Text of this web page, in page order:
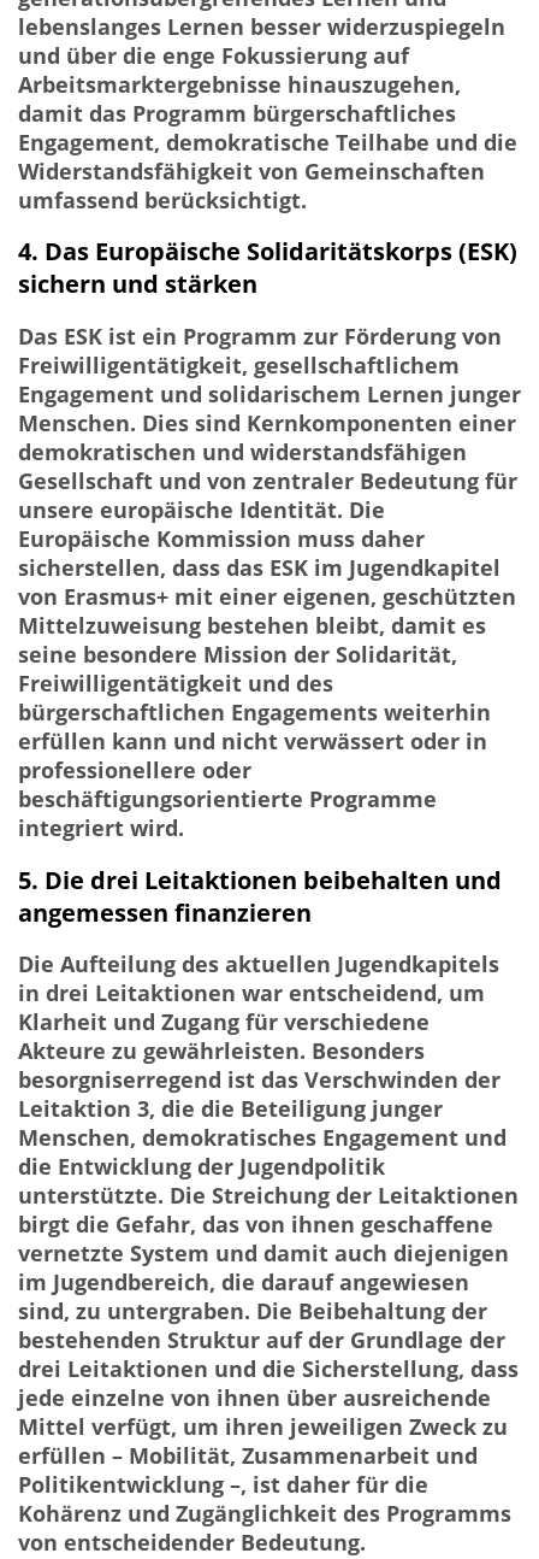
lebenslanges Lernen besser widerzuspiegeln
und über die enge Fokussierung auf
Arbeitsmarktergebnisse hinauszugehen,
damit das Programm bürgerschaftliches
Engagement, demokratische Teilhabe und die
Widerstandsfähigkeit von Gemeinschaften
umfassend berücksichtigt.
4. Das Europäische Solidaritätskorps (ESK)
sichern und stärken
Das ESK ist ein Programm zur Förderung von
Freiwilligentätigkeit, gesellschaftlichem
Engagement und solidarischem Lernen junger
Menschen. Dies sind Kernkomponenten einer
demokratischen und widerstandsfähigen
Gesellschaft und von zentraler Bedeutung für
unsere europäische Identität. Die
Europäische Kommission muss daher
sicherstellen, dass das ESK im Jugendkapitel
von Erasmus+ mit einer eigenen, geschützten
Mittelzuweisung bestehen bleibt, damit es
seine besondere Mission der Solidarität,
Freiwilligentätigkeit und des
bürgerschaftlichen Engagements weiterhin
erfüllen kann und nicht verwässert oder in
professionellere oder
beschäftigungsorientierte Programme
integriert wird.
5. Die drei Leitaktionen beibehalten und
angemessen finanzieren
Die Aufteilung des aktuellen Jugendkapitels
in drei Leitaktionen war entscheidend, um
Klarheit und Zugang für verschiedene
Akteure zu gewährleisten. Besonders
besorgniserregend ist das Verschwinden der
Leitaktion 3, die die Beteiligung junger
Menschen, demokratisches Engagement und
die Entwicklung der Jugendpolitik
unterstützte. Die Streichung der Leitaktionen
birgt die Gefahr, das von ihnen geschaffene
vernetzte System und damit auch diejenigen
im Jugendbereich, die darauf angewiesen
sind, zu untergraben. Die Beibehaltung der
bestehenden Struktur auf der Grundlage der
drei Leitaktionen und die Sicherstellung, dass
jede einzelne von ihnen über ausreichende
Mittel verfügt, um ihren jeweiligen Zweck zu
erfüllen – Mobilität, Zusammenarbeit und
Politikentwicklung –, ist daher für die
Kohärenz und Zugänglichkeit des Programms
von entscheidender Bedeutung.